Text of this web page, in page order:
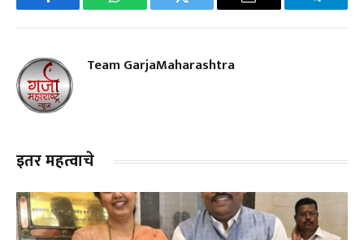
Facebook WhatsApp Twitter Email
Team GarjaMaharashtra
इतर महत्वाचे